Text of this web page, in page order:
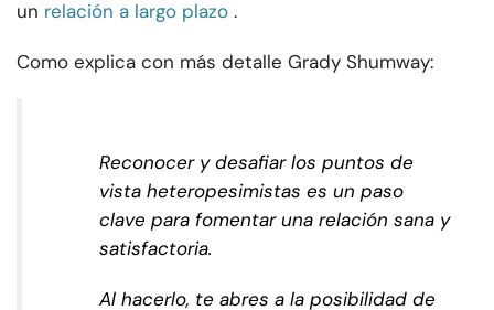
un relación a largo plazo .
Como explica con más detalle Grady Shumway:
Reconocer y desafiar los puntos de
vista heteropesimistas es un paso
clave para fomentar una relación sana y
satisfactoria.
Al hacerlo, te abres a la posibilidad de